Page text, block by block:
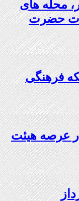
محله های
حضرت
فرهنگی
عرصه‌ هیئت